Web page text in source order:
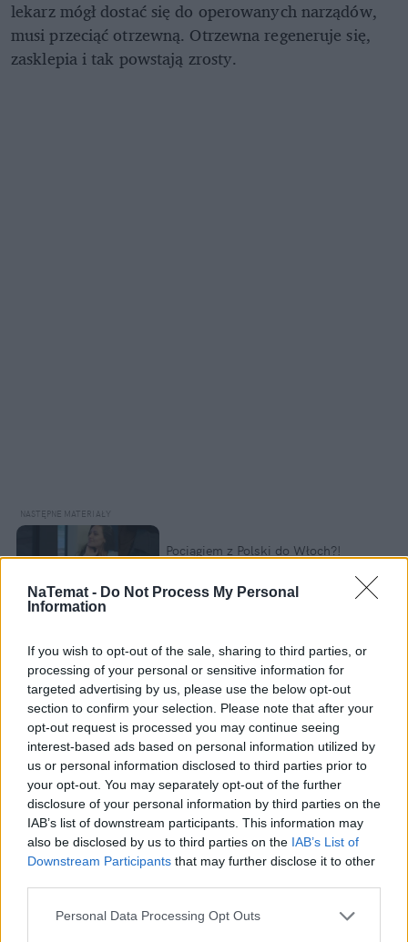
NaTemat - Do Not Process My Personal
Information
If you wish to opt-out of the sale, sharing to third parties, or
processing of your personal or sensitive information for
targeted advertising by us, please use the below opt-out
section to confirm your selection. Please note that after your
opt-out request is processed you may continue seeing
interest-based ads based on personal information utilized by
us or personal information disclosed to third parties prior to
your opt-out. You may separately opt-out of the further
disclosure of your personal information by third parties on the
IAB’s list of downstream participants. This information may
also be disclosed by us to third parties on the IAB’s List of
Downstream Participants that may further disclose it to other
Personal Data Processing Opt Outs
lekarz mógł dostać się do operowanych narządów,
musi przeciąć otrzewną. Otrzewna regeneruje się,
zasklepia i tak powstają zrosty.
Pociągiem z Polski do Włoch?!
Najczarniejszym scenariuszem jest naciskanie zrostów na
ścianę jelita. W takiej sytuacji może dojść do niedrożności
jelita. Jeśli pacjent będzie miał odrobinę szczęścia, to
skończy się na wyłonieniu stomii. Jeśli szczęścia zabraknie
— umrze.
Czytaj także: